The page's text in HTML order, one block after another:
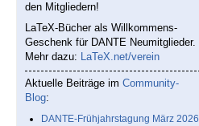
den Mitgliedern!
LaTeX-Bücher als Willkommens-
Geschenk für DANTE Neumitglieder.
Mehr dazu: LaTeX.net/verein
Aktuelle Beiträge im Community-
Blog:
DANTE-Frühjahrstagung März 2026